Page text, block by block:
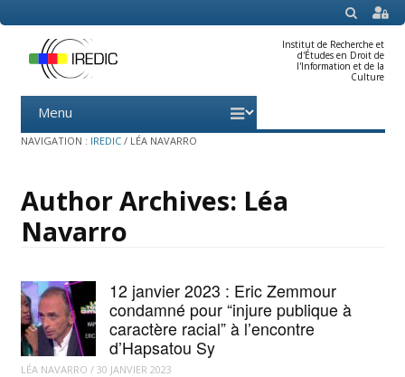
SEARCH
Institut de Recherche et
d'Études en Droit de
l'Information et de la
Culture
Menu
content
NAVIGATION : IREDIC / LÉA NAVARRO
Author Archives: Léa
Navarro
12 janvier 2023 : Eric Zemmour
condamné pour “injure publique à
caractère racial” à l’encontre
d’Hapsatou Sy
LÉA NAVARRO / 30 JANVIER 2023